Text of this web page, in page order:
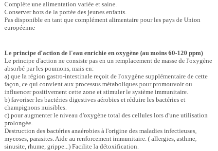
Complète une alimentation variée et saine.
Conserver hors de la portée des jeunes enfants.
Pas disponible en tant que complément alimentaire pour les pays de Union
européenne
Le principe d'action de l'eau enrichie en oxygène (au moins 60-120 ppm)
Le principe d'action ne consiste pas en un remplacement de masse de l'oxygène
absorbé par les poumons, mais en:
a) que la région gastro-intestinale reçoit de l'oxygène supplémentaire de cette
façon, ce qui convient aux processus métaboliques pour promouvoir ou
influencer positivement cette zone et stimuler le système immunitaire.
b) favoriser les bactéries digestives aérobies et réduire les bactéries et
champignons nuisibles.
c) pour augmenter le niveau d'oxygène total des cellules lors d'une utilisation
prolongée.
Destruction des bactéries anaérobies à l'origine des maladies infectieuses,
mycoses, parasites. Aide au renforcement immunitaire. ( allergies, asthme,
sinusite, rhume, grippe...) Facilite la détoxification.